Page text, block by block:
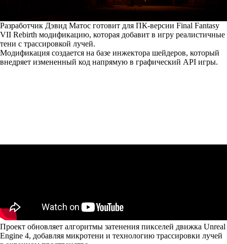
Разработчик Дэвид Матос готовит для ПК-версии Final Fantasy
VII Rebirth модификацию, которая добавит в игру реалистичные
тени с трассировкой лучей.
Модификация создается на базе инжектора шейдеров, который
внедряет измененный код напрямую в графический API игры.
Проект обновляет алгоритмы затенения пикселей движка Unreal
Engine 4, добавляя микротени и технологию трассировки лучей